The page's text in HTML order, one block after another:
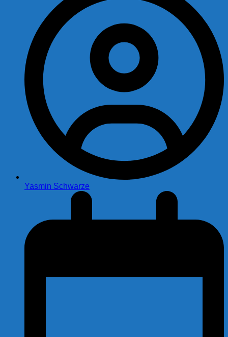
Yasmin Schwarze